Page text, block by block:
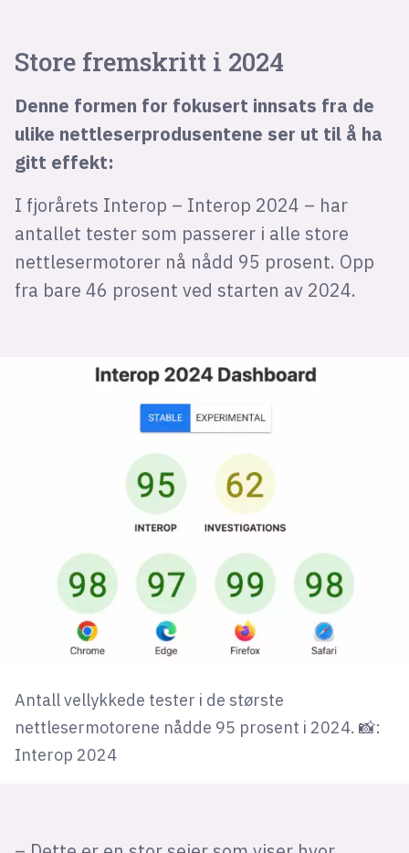
Store fremskritt i 2024
Denne formen for fokusert innsats fra de
ulike nettleserprodusentene ser ut til å ha
gitt effekt:
I fjorårets Interop – Interop 2024 – har
antallet tester som passerer i alle store
nettlesermotorer nå nådd 95 prosent. Opp
fra bare 46 prosent ved starten av 2024.
Antall vellykkede tester i de største
nettlesermotorene nådde 95 prosent i 2024. 📸:
Interop 2024